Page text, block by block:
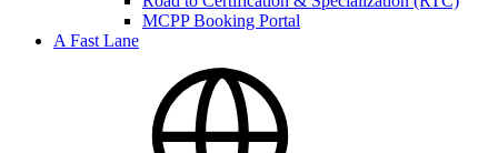
MCPP Booking Portal
A Fast Lane